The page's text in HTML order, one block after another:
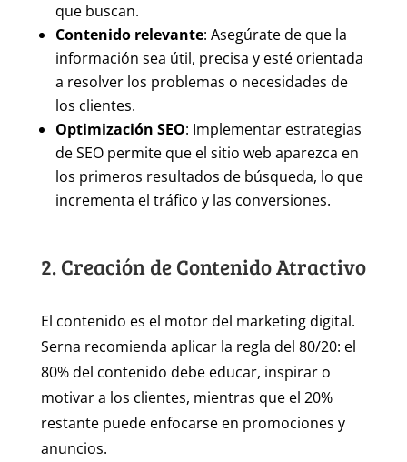
que buscan.
Contenido relevante: Asegúrate de que la
información sea útil, precisa y esté orientada
a resolver los problemas o necesidades de
los clientes.
Optimización SEO: Implementar estrategias
de SEO permite que el sitio web aparezca en
los primeros resultados de búsqueda, lo que
incrementa el tráfico y las conversiones.
2. Creación de Contenido Atractivo
El contenido es el motor del marketing digital.
Serna recomienda aplicar la regla del 80/20: el
80% del contenido debe educar, inspirar o
motivar a los clientes, mientras que el 20%
restante puede enfocarse en promociones y
anuncios.